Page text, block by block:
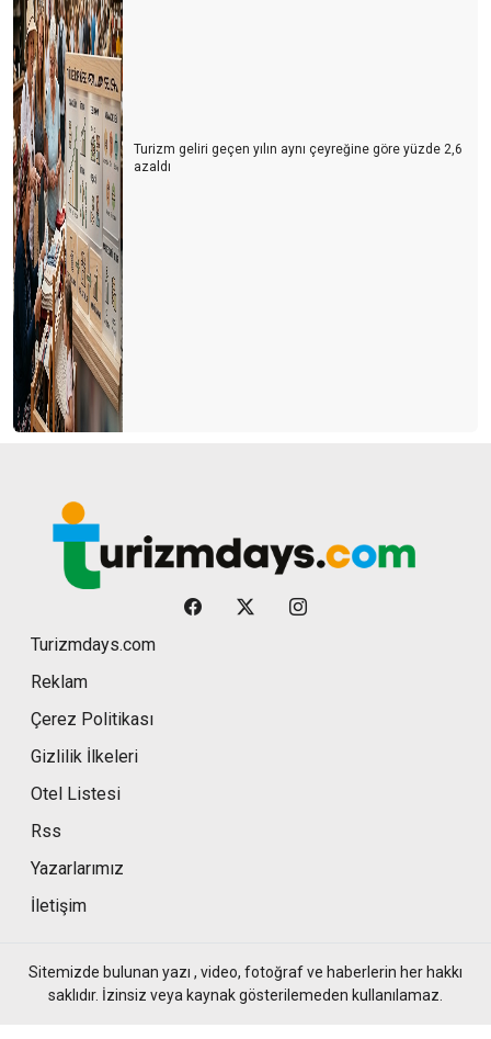
Turizm geliri geçen yılın aynı çeyreğine göre yüzde 2,6
azaldı
Turizmdays.com
Reklam
Çerez Politikası
Gizlilik İlkeleri
Otel Listesi
Rss
Yazarlarımız
İletişim
Sitemizde bulunan yazı , video, fotoğraf ve haberlerin her hakkı
saklıdır. İzinsiz veya kaynak gösterilemeden kullanılamaz.